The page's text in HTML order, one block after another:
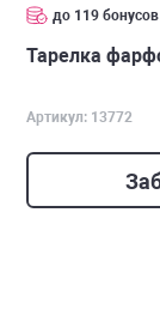
до 119 бонусов
Тарелка
Артикул: 13772